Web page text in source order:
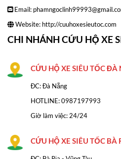
Email:
Website: http://cuuhoxesieutoc.com
CHI NHÁNH CỨU HỘ XE
CỨU HỘ XE SIÊU TỐC ĐÀ
ĐC: Đà Nẵng
HOTLINE:0987197993
Giờ làm việc: 24/24
CỨU HỘ XE SIÊU TỐC BÀ